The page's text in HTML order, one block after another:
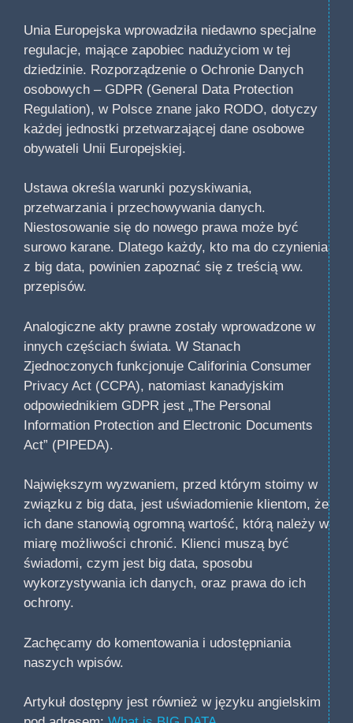
Unia Europejska wprowadziła niedawno specjalne
regulacje, mające zapobiec nadużyciom w tej
dziedzinie. Rozporządzenie o Ochronie Danych
osobowych – GDPR (General Data Protection
Regulation), w Polsce znane jako RODO, dotyczy
każdej jednostki przetwarzającej dane osobowe
obywateli Unii Europejskiej.
Ustawa określa warunki pozyskiwania,
przetwarzania i przechowywania danych.
Niestosowanie się do nowego prawa może być
surowo karane. Dlatego każdy, kto ma do czynienia
z big data, powinien zapoznać się z treścią ww.
przepisów.
Analogiczne akty prawne zostały wprowadzone w
innych częściach świata. W Stanach
Zjednoczonych funkcjonuje Califorinia Consumer
Privacy Act (CCPA), natomiast kanadyjskim
odpowiednikiem GDPR jest „The Personal
Information Protection and Electronic Documents
Act” (PIPEDA).
Największym wyzwaniem, przed którym stoimy w
związku z big data, jest uświadomienie klientom, że
ich dane stanowią ogromną wartość, którą należy w
miarę możliwości chronić. Klienci muszą być
świadomi, czym jest big data, sposobu
wykorzystywania ich danych, oraz prawa do ich
ochrony.
Zachęcamy do komentowania i udostępniania
naszych wpisów.
Artykuł dostępny jest również w języku angielskim